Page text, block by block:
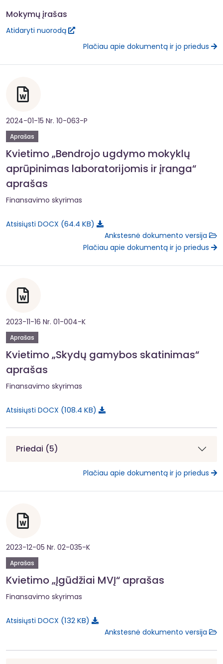
Mokymų įrašas
Atidaryti nuorodą
Plačiau apie dokumentą ir jo priedus
2024-01-15 Nr. 10-063-P
Aprašas
Kvietimo „Bendrojo ugdymo mokyklų
aprūpinimas laboratorijomis ir įranga“
aprašas
Finansavimo skyrimas
Atsisiųsti DOCX 64.4 KB
Ankstesnė dokumento versija
Plačiau apie dokumentą ir jo priedus
2023-11-16 Nr. 01-004-K
Aprašas
Kvietimo „Skydų gamybos skatinimas“
aprašas
Finansavimo skyrimas
Atsisiųsti DOCX 108.4 KB
Priedai (5)
Plačiau apie dokumentą ir jo priedus
2023-12-05 Nr. 02-035-K
Aprašas
Kvietimo „Įgūdžiai MVĮ“ aprašas
Finansavimo skyrimas
Atsisiųsti DOCX 132 KB
Ankstesnė dokumento versija